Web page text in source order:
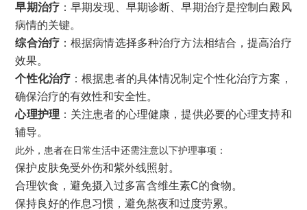
早期治疗：早期发现、早期诊断、早期治疗是控制白殿风
病情的关键。
综合治疗：根据病情选择多种治疗方法相结合，提高治疗
效果。
个性化治疗 ：根据患者的具体情况制定个性化治疗方案，
确保治疗的有效性和安全性。
心理护理 ：关注患者的心理健康，提供必要的心理支持和
辅导。
此外，患者在日常生活中还需注意以下护理事项：
保护皮肤免受外伤和紫外线照射。
合理饮食，避免摄入过多富含维生素C的食物。
保持良好的作息习惯，避免熬夜和过度劳累。